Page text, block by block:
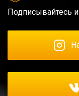
Подписывайтесь